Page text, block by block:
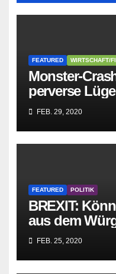
FEATURED WIRTSCHAFT/
Monster-
perverse
Sozialisten in
FEB. 29, 2020
FEATURED POLITIK
BREXIT:
aus dem
parasitären
FEB. 25, 2020